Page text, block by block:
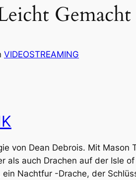
VIDEOSTREAMING
von Dean Debrois. Mit
als auch Drachen auf der Isle
Nachtfur -Drache, der